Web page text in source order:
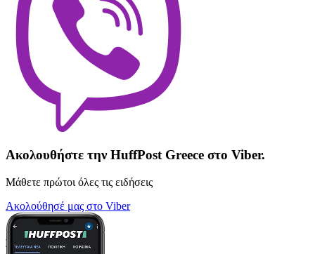
Ακολουθήστε την HuffPost Greece στο Viber.
Μάθετε πρώτοι όλες τις ειδήσεις
Ακολούθησέ μας στο Viber